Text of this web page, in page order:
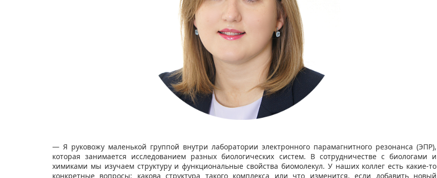
— Я руковожу маленькой группой внутри лаборатории электронного парамагнитного резонанса (ЭПР),
которая занимается исследованием разных биологических систем. В сотрудничестве с биологами и
химиками мы изучаем структуру и функциональные свойства биомолекул. У наших коллег есть какие-то
конкретные вопросы: какова структура такого комплекса или что изменится, если добавить новый